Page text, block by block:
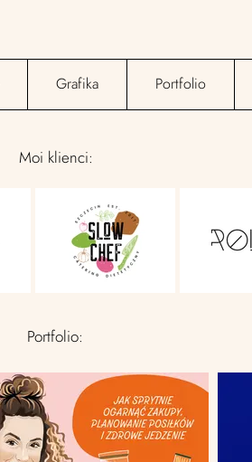
Grafika Portfolio
Moi klienci:
Portfolio: